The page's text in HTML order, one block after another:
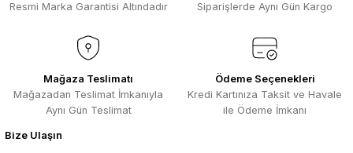
Hızlı sipariş ve güvenli paketleme için
çok teşekkürler ediyorum
F... D... | 06/07/2026
Makine çok iyi herkese tavsiye
Resmi Marka Garantisi Altındadır
Siparişlerde Aynı Gün Kargo
Mağaza Teslimatı
Mağazadan Teslimat İmkanıyla
Aynı Gün Teslimat
Ödeme Seçenekleri
Kredi Kartınıza Taksit ve Havale
ile Ödeme İmkanı
Bize Ulaşın